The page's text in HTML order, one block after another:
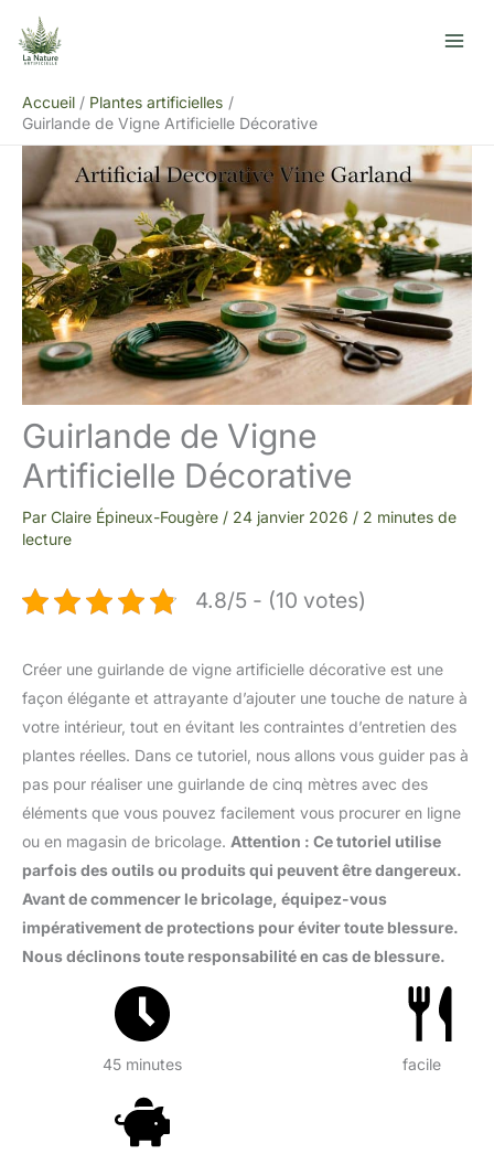
contenu
Accueil
Plantes artificielles
Guirlande de Vigne Artificielle Décorative
Guirlande de Vigne
Artificielle Décorative
Par Claire Épineux-Fougère / 24 janvier 2026 / 2 minutes de
lecture
4.8/5 - (10 votes)
Créer une guirlande de vigne artificielle décorative est une
façon élégante et attrayante d’ajouter une touche de nature à
votre intérieur, tout en évitant les contraintes d’entretien des
plantes réelles. Dans ce tutoriel, nous allons vous guider pas à
pas pour réaliser une guirlande de cinq mètres avec des
éléments que vous pouvez facilement vous procurer en ligne
ou en magasin de bricolage. Attention : Ce tutoriel utilise
parfois des outils ou produits qui peuvent être dangereux.
Avant de commencer le bricolage, équipez-vous
impérativement de protections pour éviter toute blessure.
Nous déclinons toute responsabilité en cas de blessure.
45 minutes facile
e
h
c
h
e
r